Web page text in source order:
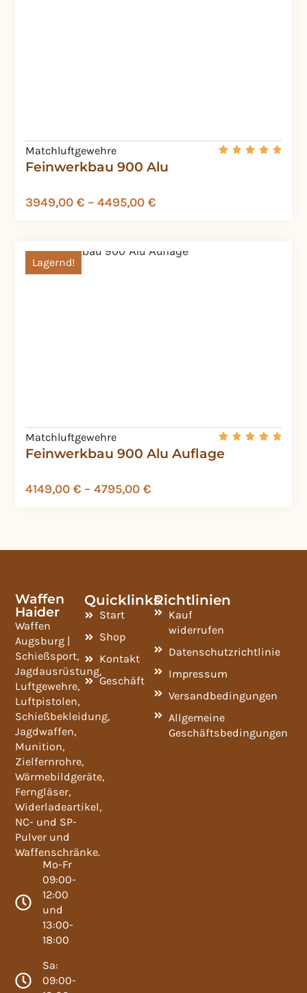
Feinwerkbau 900 Alu
Matchluftgewehre
3949,00 € – 4495,00 €
Feinwerkbau 900 Alu Auflage
Lagernd!
Matchluftgewehre
4149,00 € – 4795,00 €
Waffen
Haider
Waffen
Augsburg |
Schießsport,
Jagdausrüstung,
Luftgewehre,
Luftpistolen,
Schießbekleidung,
Jagdwaffen,
Munition,
Zielfernrohre,
Wärmebildgeräte,
Ferngläser,
Widerladeartikel,
NC- und SP-
Pulver und
Waffenschränke.
Mo-Fr
09:00-
12:00
und
13:00-
18:00
Sa:
09:00-
Quicklinks
Start
Shop
Kontakt
Geschäft
Richtlinien
Kauf
widerrufen
Datenschutzrichtlinie
Impressum
Versandbedingungen
Allgemeine
Geschäftsbedingungen